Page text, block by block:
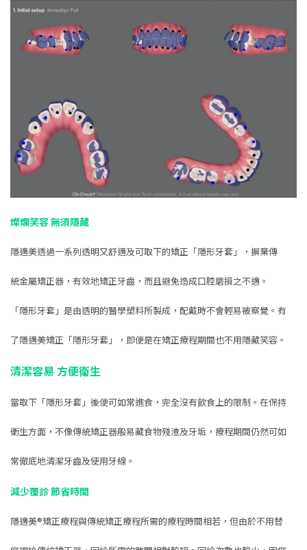
燦爛笑容 無須隱藏
隱適美透過一系列透明又舒適及可取下的矯正「隱形牙套」，摒棄傳
統金屬矯正器，有效地矯正牙齒，而且避免造成口腔磨損之不適。
「隱形牙套」是由透明的醫學塑料所製成，配戴時不會輕易被察覺。有
了隱適美矯正「隱形牙套」，即便是在矯正療程期間也不用隱藏笑容。
清潔容易 方便衛生
當取下「隱形牙套」後便可如常進食，完全沒有飲食上的限制。在保持
衛生方面，不像傳統矯正器般易藏食物殘渣及牙垢，療程期間仍然可如
常徹底地清潔牙齒及使用牙線。
減少覆診 節省時間
隱適美®矯正療程與傳統矯正療程所需的療程時間相若，但由於不用替